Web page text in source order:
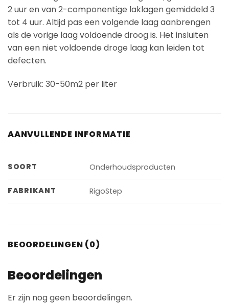
2 uur en van 2-componentige laklagen gemiddeld 3
tot 4 uur. Altijd pas een volgende laag aanbrengen
als de vorige laag voldoende droog is. Het insluiten
van een niet voldoende droge laag kan leiden tot
defecten.
Verbruik: 30-50m2 per liter
AANVULLENDE INFORMATIE
SOORT Onderhoudsproducten
FABRIKANT RigoStep
BEOORDELINGEN (0)
Beoordelingen
Er zijn nog geen beoordelingen.